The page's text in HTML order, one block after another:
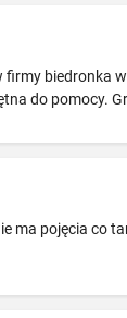
do pomocy.
pojęcia co